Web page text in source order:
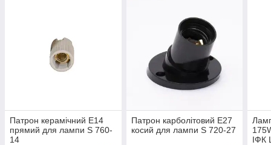
Патрон керамічний Е14
прямий для лампи S 760-
14
Патрон карболітовий Е27
косий для лампи S 720-27
ІФК